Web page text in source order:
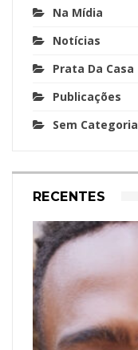
Na Mídia
Notícias
Prata Da Casa
Publicações
Sem Categoria
RECENTES